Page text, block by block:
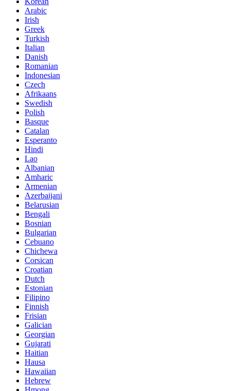
Arabic
Irish
Greek
Turkish
Italian
Danish
Romanian
Indonesian
Czech
Afrikaans
Swedish
Polish
Basque
Catalan
Esperanto
Hindi
Lao
Albanian
Amharic
Armenian
Azerbaijani
Belarusian
Bengali
Bosnian
Bulgarian
Cebuano
Chichewa
Corsican
Croatian
Dutch
Estonian
Filipino
Finnish
Frisian
Galician
Georgian
Gujarati
Haitian
Hausa
Hawaiian
Hebrew